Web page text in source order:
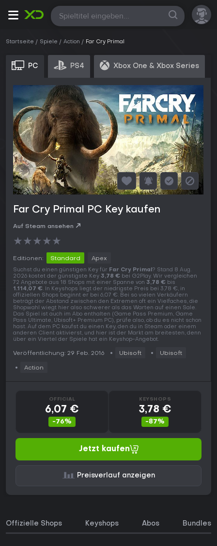
Alle
Startseite Spiele Action Far Cry Primal
PC PS4 Xbox One & Xbox Series
Far Cry Primal PC Key kaufen
Auf Steam ansehen
★★★★★
Editionen: Standard Apex
Suchst du einen günstigen Key für Far Cry Primal? Stand 8 Aug.
2026 kostet der günstigste Key 3,78 € bei G2Play. Wir vergleichen
72 Angebote aus 18 Shops mit einer Spanne von 3,78 € bis
1.114,07 €. In Keyshops liegt der niedrigste Preis bei 3,78 €, in
offiziellen Shops beginnt er bei 6,07 €. Bei so vielen Verkäufern
beträgt der Abstand zwischen den Extremen oft ein Vielfaches, die
Shopwahl wiegt hier also schwerer als das Warten auf einen Sale.
Das Spiel ist auch im Abo enthalten (Game Pass Premium, Game
Pass Ultimate, Ubisoft+ Premium PC), prüfe also, ob du es nicht schon
hast. Auf dem PC kaufst du einen Key, den du in Steam oder einem
anderen Client aktivierst, und hier ist der Markt am breitesten, denn
über ein Viertel der Spiele hat ein Keyshop-Angebot.
Veröffentlichung: 29 Feb. 2016 Ubisoft Ubisoft
Action
OFFICIAL
6,07 €
-76%
KEYSHOPS
3,78 €
-87%
Jetzt kaufen
Preisverlauf anzeigen
Offizielle Shops Keyshops Abos Bundles